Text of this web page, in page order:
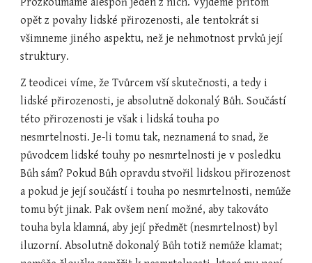
opět z povahy lidské přirozenosti, ale tentokrát si
všimneme jiného aspektu, než je nehmotnost prvků její
struktury.
Z teodicei víme, že Tvůrcem vší skutečnosti, a tedy i
lidské přirozenosti, je absolutně dokonalý Bůh. Součástí
této přirozenosti je však i lidská touha po
nesmrtelnosti. Je-li tomu tak, neznamená to snad, že
původcem lidské touhy po nesmrtelnosti je v posledku
Bůh sám? Pokud Bůh opravdu stvořil lidskou přirozenost
a pokud je její součástí i touha po nesmrtelnosti, nemůže
tomu být jinak. Pak ovšem není možné, aby takováto
touha byla klamná, aby její předmět (nesmrtelnost) byl
iluzorní. Absolutně dokonalý Bůh totiž nemůže klamat;